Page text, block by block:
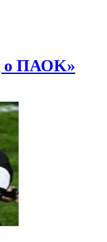
ο ΠΑΟΚ»